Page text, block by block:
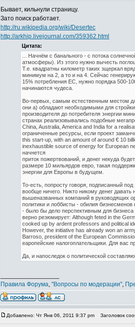
Бывает, кильнули страницу.
Зато поиск работает.
http://ru.wikipedia.org/wiki/Desertec
http://arkhip.livejournal.com/359362.html
Цитата:
... Начнём с банального - с потока
атмосферы). Из этого нужно вычесть
Т.е. квадратны километр таких зщеркал
минимум на 2, а то и на 4. Сейчас
15% потребления ЕС, нужно порядка 500-
начинаются чудеса.
Во-первых, самым естественным местом
они а) обладают необходимыми для
производителя до потребителя энергии
странах реализовывались подобные
China, Australia, America and India for a
ограниченные ресурсы, если проект
this start-up, with an amount of around € 10
inexhaustible source of energy for European
начнется
приток пожертвований, и денег некуда
размере 10 мильярдов евро, такая
энергии для Европы в будущем.
То-есть, попросту говоря, подписанный
вообще ничего. Никто никому денег
вышеназванных компаний в руководящих
политики и лоббисты - обилия
- было бы дело перспективным для
верно резюмирует: Although feted in the
cooked up by ardent professors and political
However, the initiative has already won an
Barroso, president of the European
еаропейские налогоплательщики. Для вас
Да, и напоследок о политической
Правила Форума, "Вопросы по модерации",
Добавлено: Чт Янв 06, 2011 9:37 pm Заголовок